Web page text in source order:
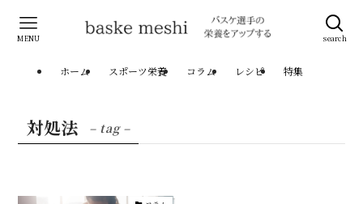
search
MENU
ホーム スポーツ栄養 コラム レシピ 特集
対処法 – tag –